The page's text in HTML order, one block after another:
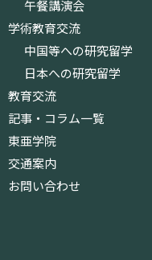
午餐講演会
学術教育交流
中国等への研究留学
日本への研究留学
教育交流
記事・コラム一覧
東亜学院
交通案内
お問い合わせ